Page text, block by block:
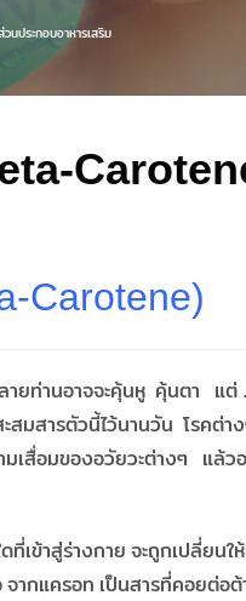
วนประกอบอาหารเสริม
Carotene)
ายท่านอาจจะคุ้นหู คุ้นตา แต่
สมสารตัวนี้ไว้นานวัน โรคต่
เสื่อมของอวัยวะต่างๆ แล้ว
ดที่เข้าสู่ร่างกาย จะถูกเปลี่ยน
ากแครอท เป็นสารที่คอยต่